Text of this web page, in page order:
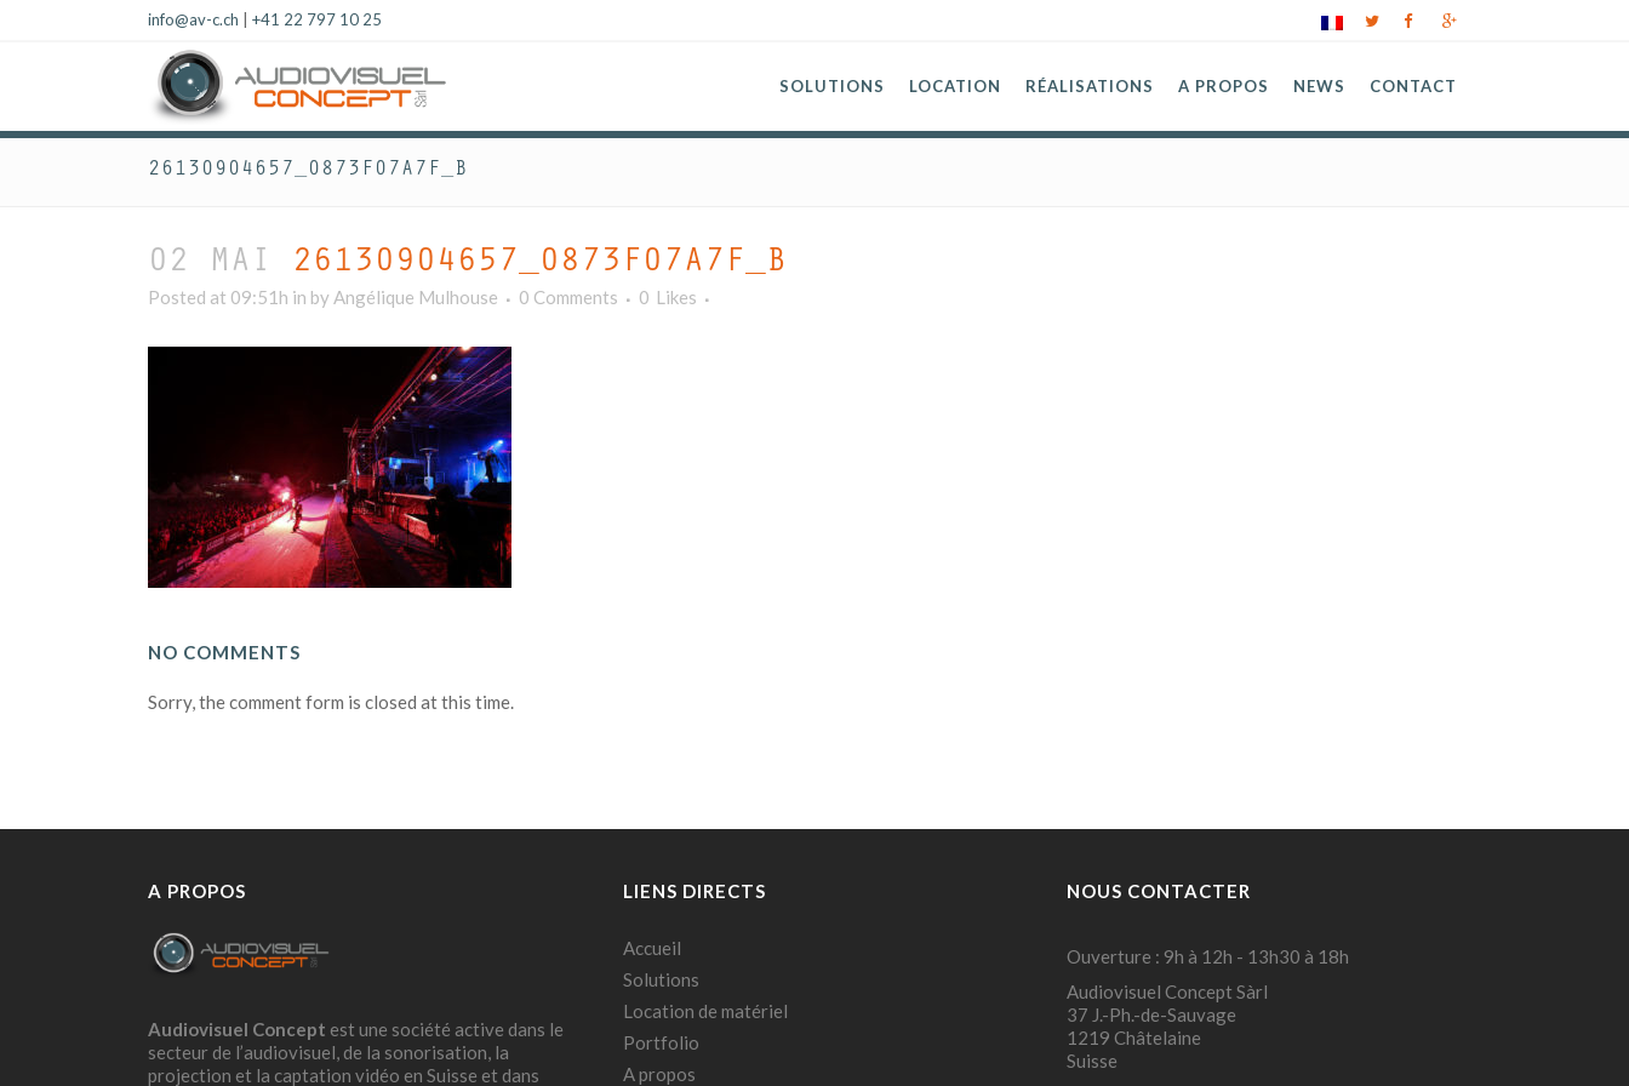
info@av-c.ch +41 22 797 10 25
SOLUTIONS LOCATION RÉALISATIONS A PROPOS NEWS CONTACT
26130904657_0873F07A7F_B
02 MAI 26130904657_0873F07A7F_B
Posted at 09:51h in by Angélique Mulhouse 0 Comments 0 Likes
NO COMMENTS
Sorry, the comment form is closed at this time.
A PROPOS
Audiovisuel Concept est une société active dans le
secteur de l’audiovisuel, de la sonorisation, la
projection et la captation vidéo en Suisse et dans
LIENS DIRECTS
Accueil
Solutions
Location de matériel
Portfolio
A propos
NOUS CONTACTER
Ouverture : 9h à 12h - 13h30 à 18h
Audiovisuel Concept Sàrl
37 J.-Ph.-de-Sauvage
1219 Châtelaine
Suisse